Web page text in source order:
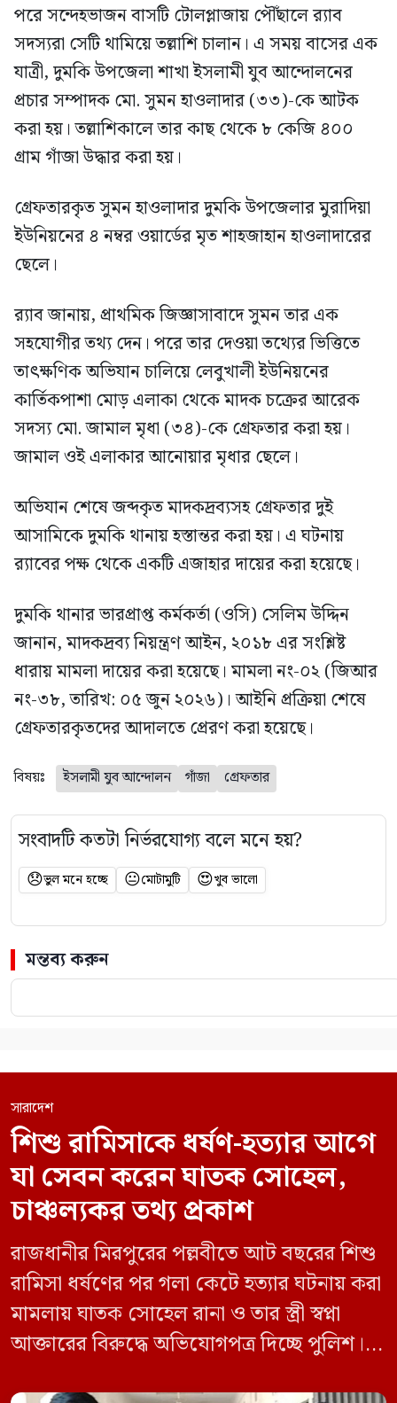
পরে সন্দেহভাজন বাসটি টোলপ্লাজায় পৌঁছালে র‍্যাব
সদস্যরা সেটি থামিয়ে তল্লাশি চালান। এ সময় বাসের এক
যাত্রী, দুমকি উপজেলা শাখা ইসলামী যুব আন্দোলনের
প্রচার সম্পাদক মো. সুমন হাওলাদার (৩৩)-কে আটক
করা হয়। তল্লাশিকালে তার কাছ থেকে ৮ কেজি ৪০০
গ্রাম গাঁজা উদ্ধার করা হয়।
গ্রেফতারকৃত সুমন হাওলাদার দুমকি উপজেলার মুরাদিয়া
ইউনিয়নের ৪ নম্বর ওয়ার্ডের মৃত শাহজাহান হাওলাদারের
ছেলে।
র‍্যাব জানায়, প্রাথমিক জিজ্ঞাসাবাদে সুমন তার এক
সহযোগীর তথ্য দেন। পরে তার দেওয়া তথ্যের ভিত্তিতে
তাৎক্ষণিক অভিযান চালিয়ে লেবুখালী ইউনিয়নের
কার্তিকপাশা মোড় এলাকা থেকে মাদক চক্রের আরেক
সদস্য মো. জামাল মৃধা (৩৪)-কে গ্রেফতার করা হয়।
জামাল ওই এলাকার আনোয়ার মৃধার ছেলে।
অভিযান শেষে জব্দকৃত মাদকদ্রব্যসহ গ্রেফতার দুই
আসামিকে দুমকি থানায় হস্তান্তর করা হয়। এ ঘটনায়
র‍্যাবের পক্ষ থেকে একটি এজাহার দায়ের করা হয়েছে।
দুমকি থানার ভারপ্রাপ্ত কর্মকর্তা (ওসি) সেলিম উদ্দিন
জানান, মাদকদ্রব্য নিয়ন্ত্রণ আইন, ২০১৮ এর সংশ্লিষ্ট
ধারায় মামলা দায়ের করা হয়েছে। মামলা নং-০২ (জিআর
নং-৩৮, তারিখ: ০৫ জুন ২০২৬)। আইনি প্রক্রিয়া শেষে
গ্রেফতারকৃতদের আদালতে প্রেরণ করা হয়েছে।
বিষয়ঃ ইসলামী যুব আন্দোলন গাঁজা গ্রেফতার
সংবাদটি কতটা নির্ভরযোগ্য বলে মনে হয়?
😞ভুল মনে হচ্ছে 😐মোটামুটি 😍খুব ভালো
মন্তব্য করুন
সারাদেশ
শিশু রামিসাকে ধর্ষণ-হত্যার আগে
যা সেবন করেন ঘাতক সোহেল,
চাঞ্চল্যকর তথ্য প্রকাশ
রাজধানীর মিরপুরের পল্লবীতে আট বছরের শিশু
রামিসা ধর্ষণের পর গলা কেটে হত্যার ঘটনায় করা
মামলায় ঘাতক সোহেল রানা ও তার স্ত্রী স্বপ্না
আক্তারের বিরুদ্ধে অভিযোগপত্র দিচ্ছে পুলিশ।